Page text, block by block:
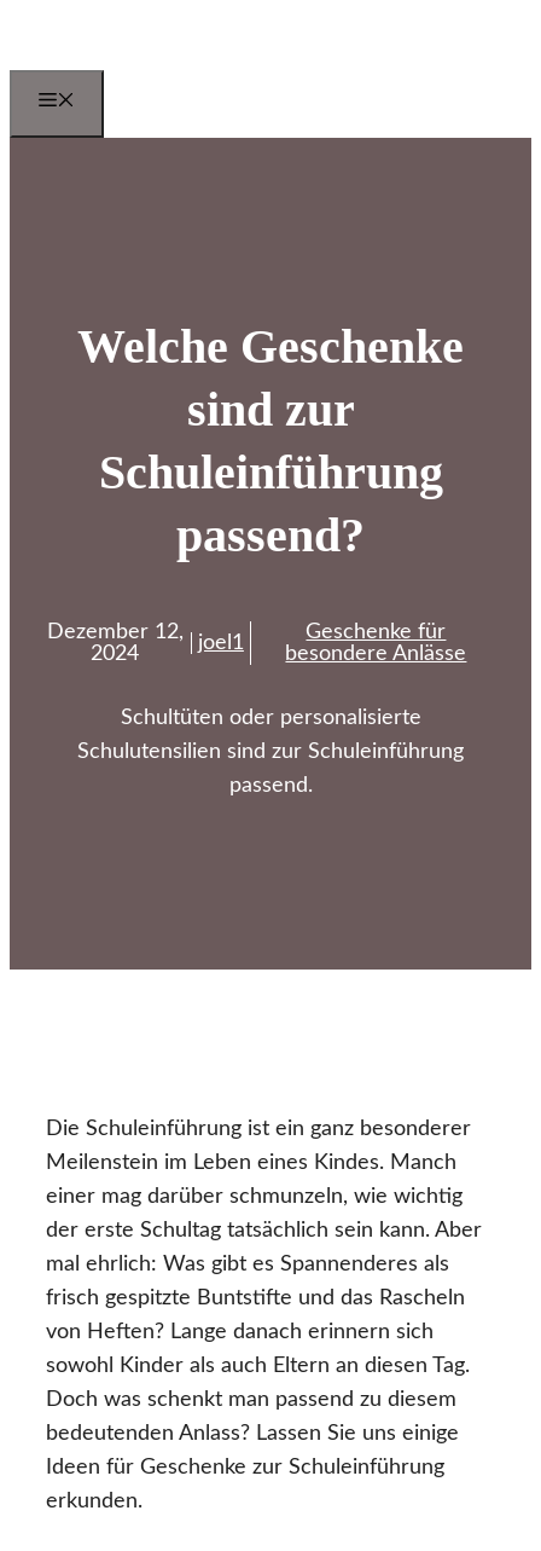
springen
Welche Geschenke
sind zur
Schuleinführung
passend?
Dezember 12,
2024
joel1
Geschenke für
besondere Anlässe
Schultüten oder personalisierte
Schulutensilien sind zur Schuleinführung
passend.
Die Schuleinführung ist ein ganz besonderer
Meilenstein im Leben eines Kindes. Manch
einer mag darüber schmunzeln, wie wichtig
der erste Schultag tatsächlich sein kann. Aber
mal ehrlich: Was gibt es Spannenderes als
frisch gespitzte Buntstifte und das Rascheln
von Heften? Lange danach erinnern sich
sowohl Kinder als auch Eltern an diesen Tag.
Doch was schenkt man passend zu diesem
bedeutenden Anlass? Lassen Sie uns einige
Ideen für Geschenke zur Schuleinführung
erkunden.